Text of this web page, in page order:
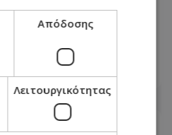
Πάνω από 2
μισθός στην
Απόδοσης
Λειτουργικότητας